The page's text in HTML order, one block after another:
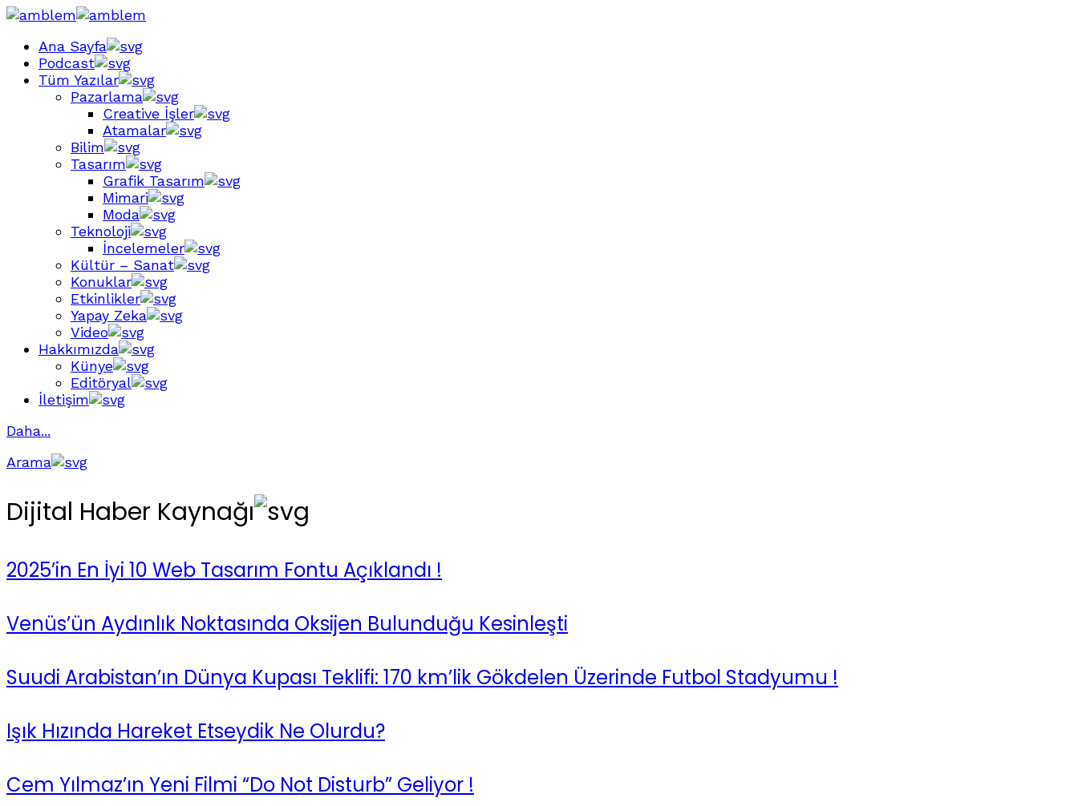
Ana Sayfa
Podcast
Tüm Yazılar
Pazarlama
Creative İşler
Atamalar
Bilim
Tasarım
Grafik Tasarım
Mimari
Moda
Teknoloji
İncelemeler
Kültür – Sanat
Konuklar
Etkinlikler
Yapay Zeka
Video
Hakkımızda
Künye
Editöryal
İletişim
Daha...
Arama
Dijital Haber Kaynağı
2025’in En İyi 10 Web Tasarım Fontu Açıklandı !
Venüs’ün Aydınlık Noktasında Oksijen Bulunduğu Kesinleşti
Suudi Arabistan’ın Dünya Kupası Teklifi: 170 km’lik Gökdelen Üzerinde Futbol Stadyumu !
Işık Hızında Hareket Etseydik Ne Olurdu?
Cem Yılmaz’ın Yeni Filmi “Do Not Disturb” Geliyor !